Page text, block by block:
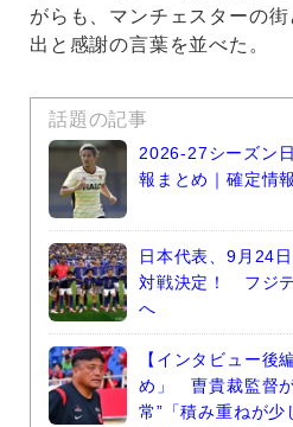
がらも、マンチェスターの
出と感謝の言葉を並べた。
話題の記事
2026-27シーズン
報まとめ｜確定情
日本代表、9月24
対戦決定！ フジ
へ
【インタビュー後
め」 曺貴裁監督
常”「積み重ねが